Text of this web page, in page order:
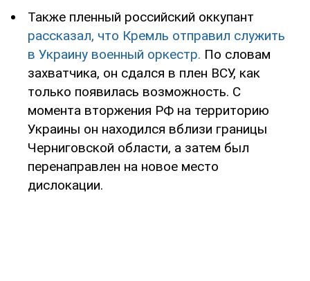
Также пленный российский оккупант
рассказал, что Кремль отправил служить
в Украину военный оркестр. По словам
захватчика, он сдался в плен ВСУ, как
только появилась возможность. С
момента вторжения РФ на территорию
Украины он находился вблизи границы
Черниговской области, а затем был
перенаправлен на новое место
дислокации.